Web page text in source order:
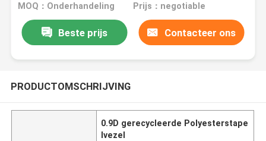
MOQ：Onderhandeling Prijs：negotiable
Beste prijs Contacteer ons
PRODUCTOMSCHRIJVING
0.9D gerecycleerde Polyesterstape
lvezel